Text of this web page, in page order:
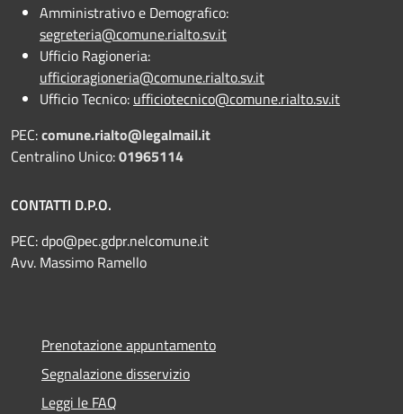
Amministrativo e Demografico:
segreteria@comune.rialto.sv.it
Ufficio Ragioneria:
ufficioragioneria@comune.rialto.sv.it
Ufficio Tecnico: ufficiotecnico@comune.rialto.sv.it
PEC:comune.rialto@legalmail.it
Centralino Unico:01965114
CONTATTI D.P.O.
PEC:dpo@pec.gdpr.nelcomune.it
Avv. Massimo Ramello
Prenotazione appuntamento
Segnalazione disservizio
Leggi le FAQ